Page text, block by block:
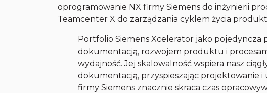
oprogramowanie NX firmy Siemens do inżynierii
Teamcenter X do zarządzania cyklem życia
Portfolio Siemens Xcelerator jako pojedyncza
dokumentacją, rozwojem produktu i
wydajność. Jej skalowalność wspiera nasz
dokumentacją, przyspieszając projektowanie i
firmy Siemens znacznie skraca czas